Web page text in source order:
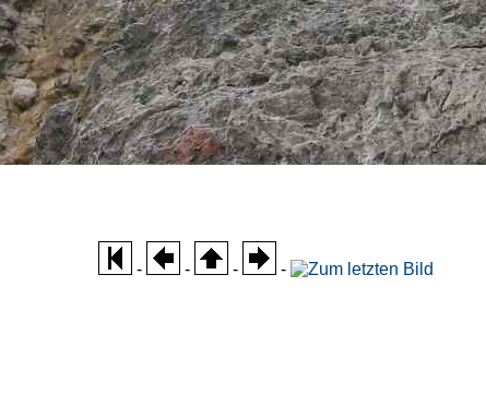
- - - -